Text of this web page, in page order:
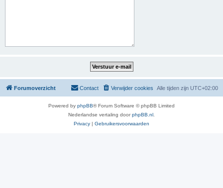
Forumoverzicht Alle tijden zijn UTC+02:00
Verwijder cookies
Contact
Powered by phpBB® Forum Software © phpBB Limited
Nederlandse vertaling doorphpBB.nl
Privacy | Gebruikersvoorwaarden